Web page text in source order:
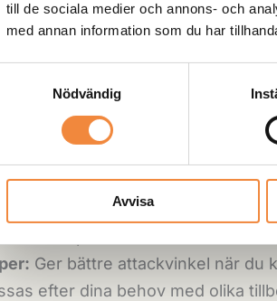
till de sociala medier och annons- och
med annan information som du har
Nödvändig
Avvisa
information
fronten på din bil vid kollisioner.
Ger bättre attackvinkel när du
efter dina behov med olika